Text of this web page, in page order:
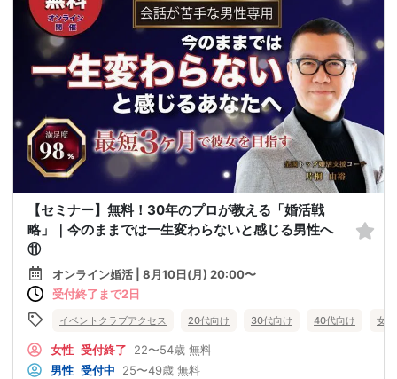
【セミナー】無料！30年のプロが教える「婚活戦
略」｜今のままでは一生変わらないと感じる男性へ
⑪
オンライン婚活 | 8月10日(月) 20:00〜
受付終了まで2日
イベントクラブアクセス 20代向け 30代向け 40代向け 女
女性 受付終了 22〜54歳 無料
男性 受付中 25〜49歳 無料